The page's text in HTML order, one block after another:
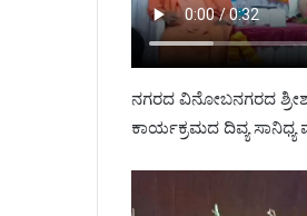
ನಗರದ ವಿನೋಬನಗರದ
ಕಾರ್ಯಕ್ರಮದ ದಿವ್ಯ